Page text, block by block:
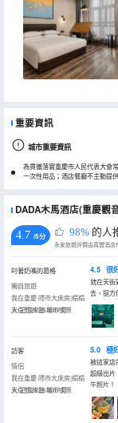
重要資訊
城市重要資訊
為貫徹落實重慶市人民代表大會
一次性用品；酒店餐廳不主動提
DADA木馬酒店(重慶觀
4.7 /5分 98% 的人
叼著奶嘴的葛格
獨自旅遊
我在重慶·隱市大床房|榻榻
米·記憶床墊·城市夜景
入住於2026年07月
4.5 很
就在天街
去，挺方
訪客
情侶
我在重慶·隱市大床房|榻榻
米·記憶床墊·城市夜景
入住於2026年07月
5.0 極
被這家店
超級出片
午照片！